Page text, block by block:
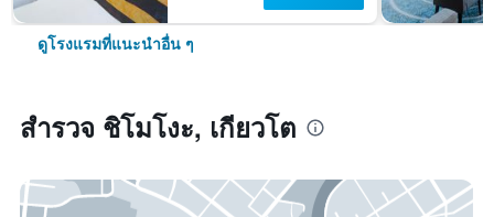
ดูโรงแรมที่แนะนำอื่น ๆ
สำรวจ ชิโมโงะ, เกียวโต